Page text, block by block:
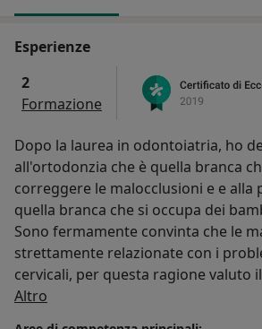
Esperienze
2
Formazione
Dopo la laurea in odontoiatria, ho
all'ortodonzia che è quella branca
correggere le malocclusioni e e alla
quella branca che si occupa dei
Sono fermamente convinta che le
strettamente relazionate con i
cervicali, per questa ragione valuto
gradi.
Altro